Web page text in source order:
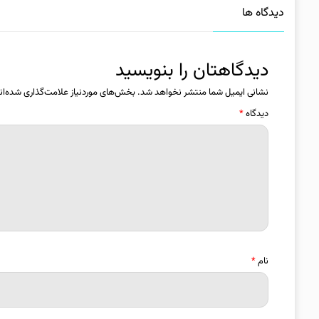
دیدگاه ها
دیدگاهتان را بنویسید
نشانی ایمیل شما منتشر نخواهد شد. بخش‌های موردنیاز علامت‌گذاری
دیدگاه*
نام*